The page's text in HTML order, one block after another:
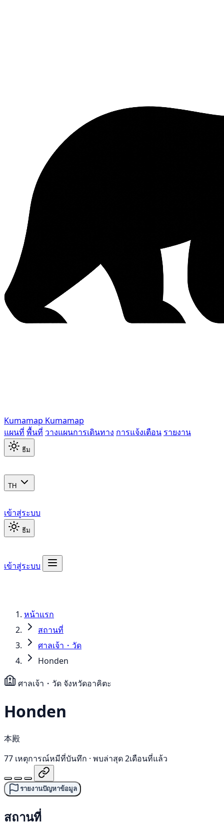
Kumamap Kumamap
แผนที่ พื้นที่ วางแผนการเดินทาง การแจ้งเตือน รายงาน
ธีม
TH
เข้าสู่ระบบ
ธีม
เข้าสู่ระบบ
หน้าแรก
สถานที่
ศาลเจ้า・วัด
Honden
ศาลเจ้า・วัด จังหวัดอาคิตะ
Honden
本殿
77 เหตุการณ์หมีที่บันทึก · พบล่าสุด 2เดือนที่แล้ว
รายงานปัญหาข้อมูล
สถานที่